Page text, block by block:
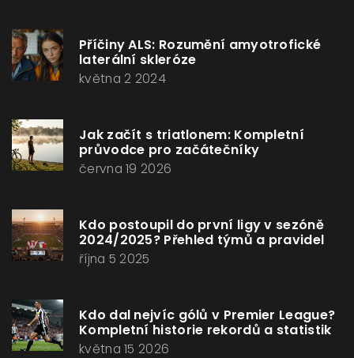
Příčiny ALS: Rozumění amyotrofické
laterální skleróze
května 2 2024
Jak začít s triatlonem: Kompletní
průvodce pro začátečníky
června 19 2026
Kdo postoupil do první ligy v sezóně
2024/2025? Přehled týmů a pravidel
října 5 2025
Kdo dal nejvíc gólů v Premier League?
Kompletní historie rekordů a statistik
května 15 2026